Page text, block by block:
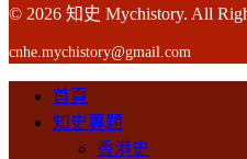
© 2026 知史 Mychistory. All
cnhe.mychistory@gmail.com
首頁
知史專題
香港史